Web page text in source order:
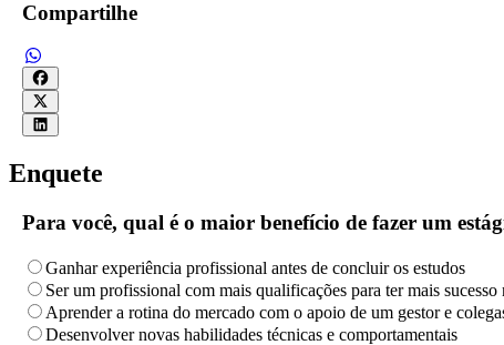
Compartilhe
Enquete
Para você, qual é o maior benefício de fazer um
Ganhar experiência profissional antes de concluir os estudos
Ser um profissional com mais qualificações para ter mais
Aprender a rotina do mercado com o apoio de um gestor e
Desenvolver novas habilidades técnicas e comportamentais